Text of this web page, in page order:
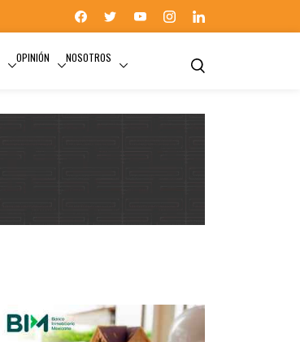
OPINIÓN NOSOTROS
IPN